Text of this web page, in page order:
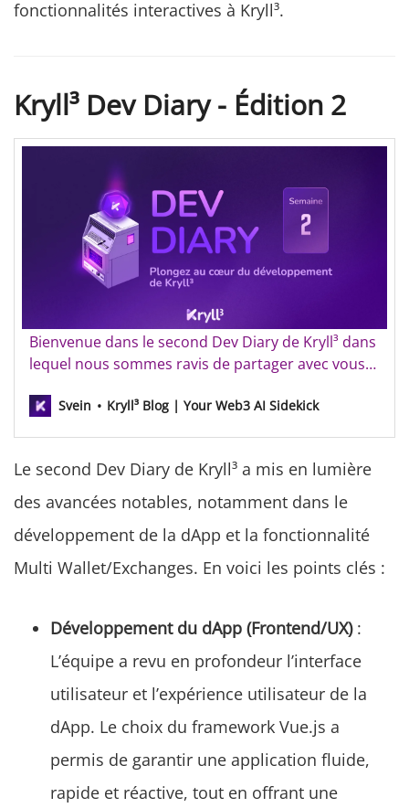
fonctionnalités interactives à Kryll³.
Kryll³ Dev Diary - Édition 2
Kryll³ Dev Diary - Semaine 2
Bienvenue dans le second Dev Diary de Kryll³ dans
lequel nous sommes ravis de partager avec vous
semaine, nous parlerons du développement de
fonctionnalité Multi Wallet…
Svein Kryll³ Blog | Your Web3 AI Sidekick
Le second Dev Diary de Kryll³ a mis en lumière
des avancées notables, notamment dans le
développement de la dApp et la fonctionnalité
Multi Wallet/Exchanges. En voici les points clés :
Développement du dApp (Frontend/UX):
L’équipe a revu en profondeur l’interface
utilisateur et l’expérience utilisateur de la
dApp. Le choix du framework Vue.js a
permis de garantir une application fluide,
rapide et réactive, tout en offrant une